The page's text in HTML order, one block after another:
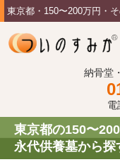
東京都・150〜200万円・
納骨堂
電
東京都の150〜
永代供養墓から探